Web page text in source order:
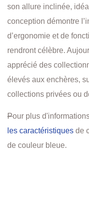
son allure inclinée,
conception démontre
d’ergonomie et de
rendront célèbre.
apprécié des
élevés aux enchères,
collections privées ou
Pour plus
les caractéristiques de
de couleur bleue.